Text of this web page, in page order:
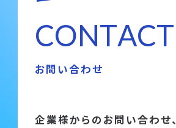
CONTACT
お問い合わせ
企業様からのお問い合わせ、